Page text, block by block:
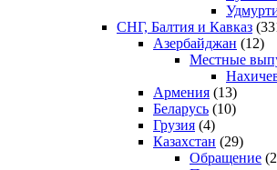
СНГ, Балтия и Кавказ
Азербайджан (12)
Местные
Армения (13)
Беларусь (10)
Грузия (4)
Казахстан (29)
Обращение